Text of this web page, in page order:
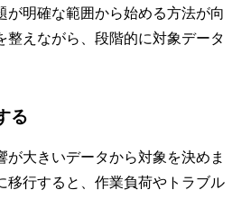
が明確な範囲から始める方法が向
整えながら、段階的に対象データ
る
が大きいデータから対象を決めま
移行すると、作業負荷やトラブル